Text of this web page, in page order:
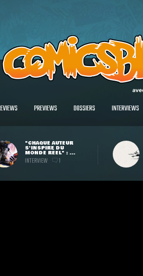
PREVIEWS DOSSIERS INTERVIEWS
"CHAQUE AUTEUR
S'INSPIRE DU
MONDE RÉEL" : ...
INTERVIEW 1